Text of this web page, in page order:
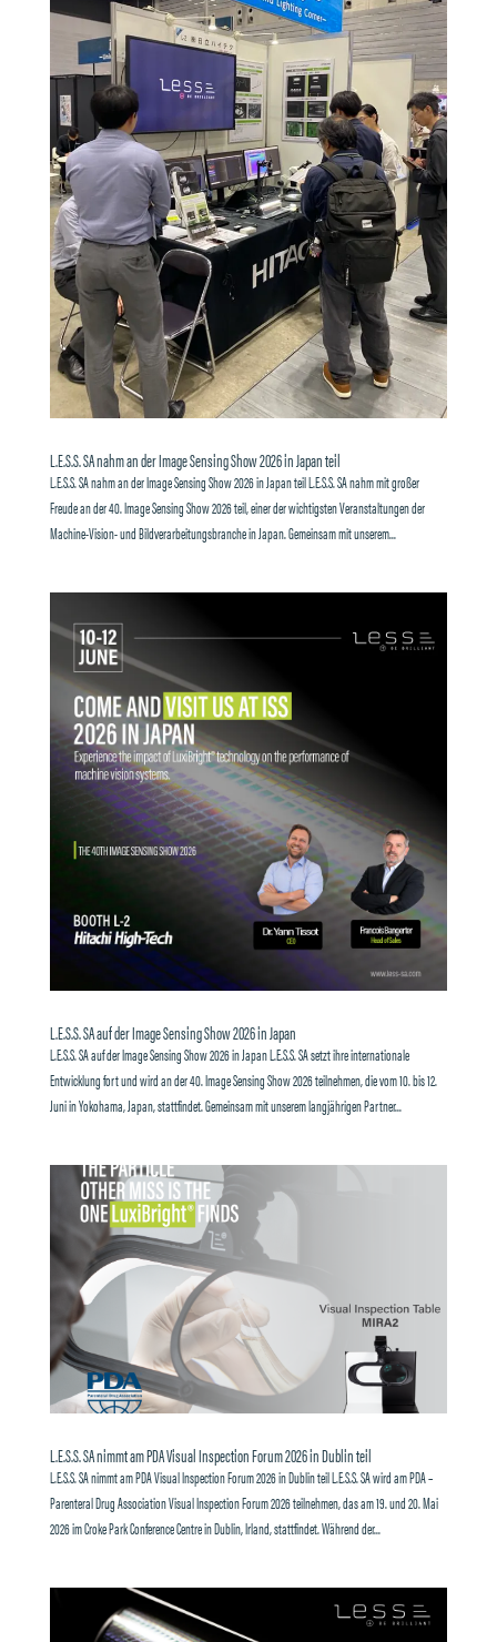
L.E.S.S. SA nahm an der Image Sensing Show 2026 in Japan teil
L.E.S.S. SA nahm an der Image Sensing Show 2026 in Japan teil L.E.S.S. SA nahm mit großer
Freude an der 40. Image Sensing Show 2026 teil, einer der wichtigsten Veranstaltungen der
Machine-Vision- und Bildverarbeitungsbranche in Japan. Gemeinsam mit unserem...
L.E.S.S. SA auf der Image Sensing Show 2026 in Japan
L.E.S.S. SA auf der Image Sensing Show 2026 in Japan L.E.S.S. SA setzt ihre internationale
Entwicklung fort und wird an der 40. Image Sensing Show 2026 teilnehmen, die vom 10. bis 12.
Juni in Yokohama, Japan, stattfindet. Gemeinsam mit unserem langjährigen Partner...
L.E.S.S. SA nimmt am PDA Visual Inspection Forum 2026 in Dublin teil
L.E.S.S. SA nimmt am PDA Visual Inspection Forum 2026 in Dublin teil L.E.S.S. SA wird am PDA –
Parenteral Drug Association Visual Inspection Forum 2026 teilnehmen, das am 19. und 20. Mai
2026 im Croke Park Conference Centre in Dublin, Irland, stattfindet. Während der...